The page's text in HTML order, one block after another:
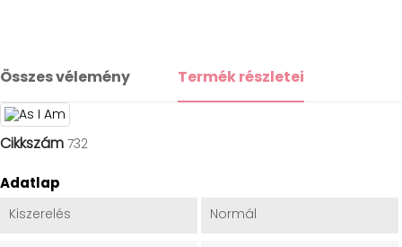
Összes vélemény Termék részletei
Cikkszám 732
Adatlap
Kiszerelés Normál